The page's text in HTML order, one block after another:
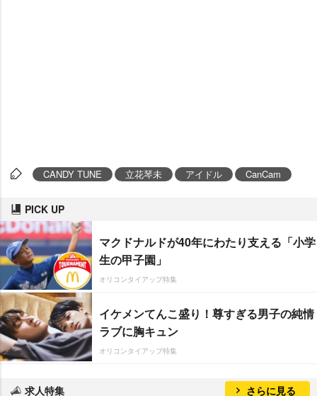
CANDY TUNE 立花琴未 アイドル CanCam
PICK UP
マクドナルドが40年にわたり支える「小学
生の甲子園」
オリコンタイアップ特集
イケメンてんこ盛り！尊すぎる男子の純情
ラブに胸キュン
オリコンタイアップ特集
求人特集 さらに見る